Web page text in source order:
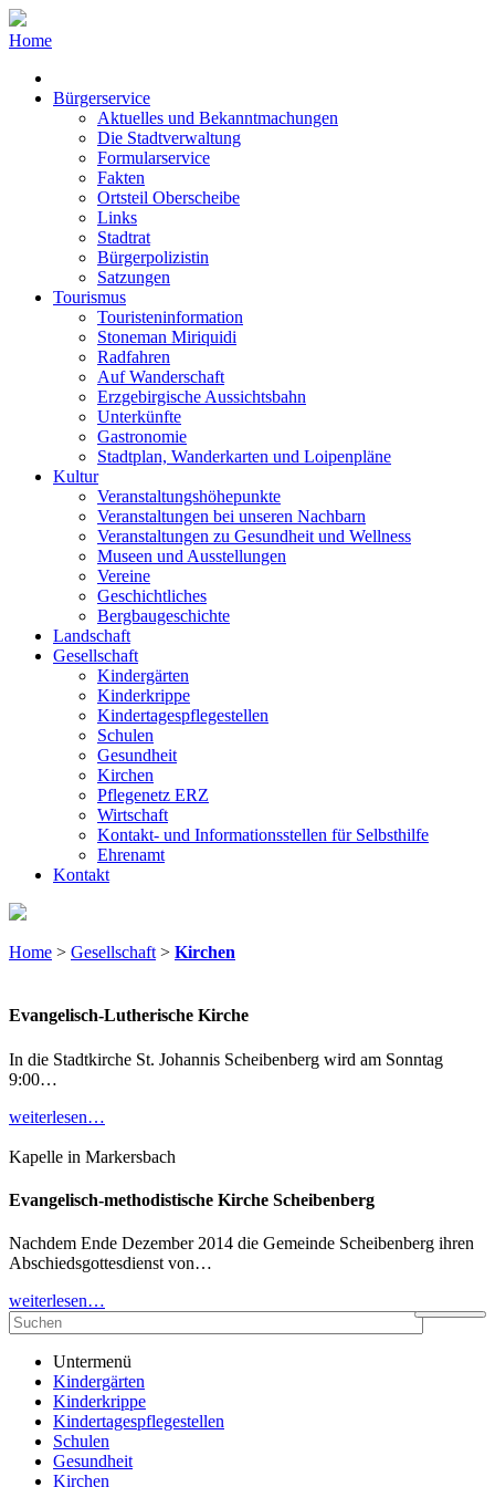
Home
Bürgerservice
Aktuelles und Bekanntmachungen
Die Stadtverwaltung
Formularservice
Fakten
Ortsteil Oberscheibe
Links
Stadtrat
Bürgerpolizistin
Satzungen
Tourismus
Touristeninformation
Stoneman Miriquidi
Radfahren
Auf Wanderschaft
Erzgebirgische Aussichtsbahn
Unterkünfte
Gastronomie
Stadtplan, Wanderkarten und Loipenpläne
Kultur
Veranstaltungshöhepunkte
Veranstaltungen bei unseren Nachbarn
Veranstaltungen zu Gesundheit und Wellness
Museen und Ausstellungen
Vereine
Geschichtliches
Bergbaugeschichte
Landschaft
Gesellschaft
Kindergärten
Kinderkrippe
Kindertagespflegestellen
Schulen
Gesundheit
Kirchen
Pflegenetz ERZ
Wirtschaft
Kontakt- und Informationsstellen für Selbsthilfe
Ehrenamt
Kontakt
Home > Gesellschaft > Kirchen
Evangelisch-Lutherische Kirche
In die Stadtkirche St. Johannis Scheibenberg wird am Sonntag
9:00…
weiterlesen…
Kapelle in Markersbach
Evangelisch-methodistische Kirche Scheibenberg
Nachdem Ende Dezember 2014 die Gemeinde Scheibenberg ihren
Abschiedsgottesdienst von…
weiterlesen…
Untermenü
Kindergärten
Kinderkrippe
Kindertagespflegestellen
Schulen
Gesundheit
Kirchen